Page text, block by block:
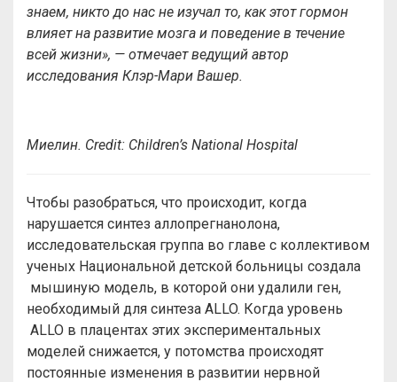
знаем, никто до нас не изучал то, как этот гормон
влияет на развитие мозга и поведение в течение
всей жизни», — отмечает ведущий автор
исследования Клэр-Мари Вашер.
Миелин. Credit: Children’s National Hospital
Чтобы разобраться, что происходит, когда
нарушается синтез аллопрегнанолона,
исследовательская группа во главе с коллективом
ученых Национальной детской больницы создала
мышиную модель, в которой они удалили ген,
необходимый для синтеза ALLO. Когда уровень
ALLO в плацентах этих экспериментальных
моделей снижается, у потомства происходят
постоянные изменения в развитии нервной